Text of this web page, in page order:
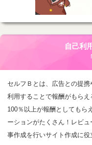
自己利
セルフＢとは、広告との提
利用することで報酬がもら
100％以上が報酬としてもら
ーションがたくさん！レビ
事作成を行いサイト作成に役